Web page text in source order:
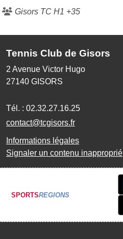
Gisors TC H1 +35
Tennis Club de Gisors
2 Avenue Victor Hugo
27140 GISORS
Tél. : 02.32.27.16.25
contact@tcgisors.fr
Informations légales
Signaler un contenu inapproprié
SPORTSREGIONS